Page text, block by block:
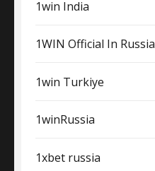
1win India
1WIN Official In Russia
1win Turkiye
1winRussia
1xbet russia